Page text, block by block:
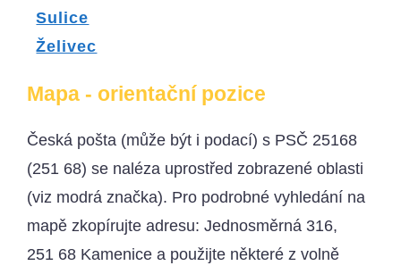
Sulice
Želivec
Mapa - orientační pozice
Česká pošta (může být i podací) s PSČ 25168
(251 68) se naléza uprostřed zobrazené oblasti
(viz modrá značka). Pro podrobné vyhledání na
mapě zkopírujte adresu: Jednosměrná 316,
251 68 Kamenice a použijte některé z volně